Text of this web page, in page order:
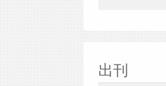
出刊